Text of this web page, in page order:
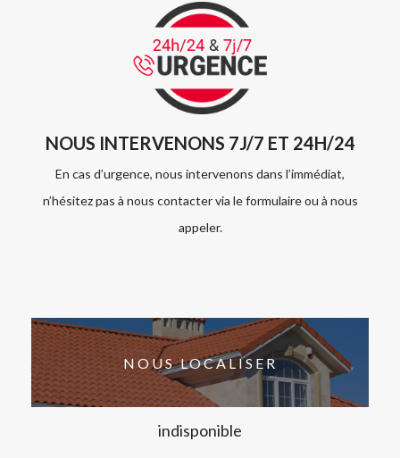
NOUS INTERVENONS 7J/7 ET 24H/24
En cas d’urgence, nous intervenons dans l’immédiat,
n’hésitez pas à nous contacter via le formulaire ou à nous
appeler.
NOUS LOCALISER
indisponible